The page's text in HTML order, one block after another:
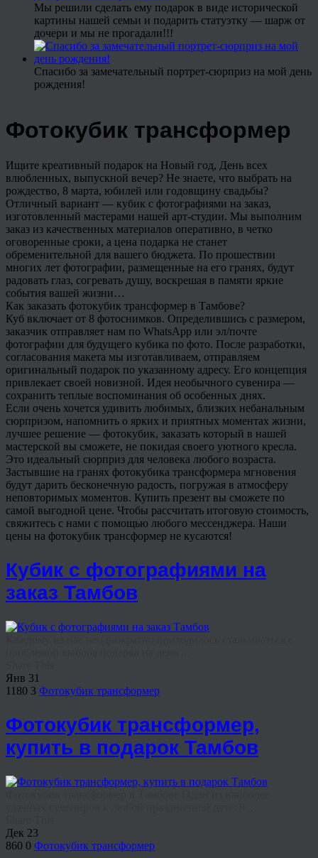
Мы решили сделать ему подарок в виде исторической
картины нашей семьи и подарить статуэтку — шарж от
дочери и мы не прогадали!!!
Спасибо за замечательный портрет-сюрприз на мой день
рождения!
Фотокубик трансформер
Ищите креативный подарок на Новый год, День всех
влюбленных, выпускной вечер? Не знаете, что выбрать на
рождество, 8 марта, юбилей или годовщину свадьбы?
Отличный вариант — кубик с фотографиями на заказ,
изготовленный мастерами нашей арт-студии. Мы выполним
заказ из качественных материалов оперативно, в четко
оговоренные сроки, а цена подарка не станет
обременительной для вашего бюджета. По прошествии
многих лет фотографии, размещенные на его гранях, будут
радовать глаз, согревать душу, воскрешая в памяти яркие
события вашей жизни…
Как заказать фотокубик трансформер в Тамбове?
Куб включает от 8 фотоснимков. Определившись с размером,
заказчик отправляет нам по WhatsApp или эл/почте
фотографии для будущего кубика по фото. После разработки,
согласования макета мы изготавливаем, отправляем
оригинальный подарок по указанному адресу. Его концепция
привлекает своей новизной. Идея необычного сувенира —
сохранить теплые воспоминания об особенных днях.
Если очень хочется удивить любимых, близких небанальным
сюрпризом, напомнить о ярких и приятных моментах жизни,
лучшее решение — фотокубик, заказать который в нашей
мастерской вы сможете, не покидая своего уютного кресла.
Это идеальный сюрприз для человека любого возраста.
Застывшие на гранях фотокубика трансформера мгновения
будут дарить бесконечную радость, погружая в атмосферу
неповторимых моментов. Купить презент вы сможете по
самой выгодной цене. Чтобы рассчитать итоговую стоимость,
свяжитесь с нами с помощью любого мессенджера. Наши
цены на фотокубик трансформер не кусаются!
Кубик с фотографиями на
заказ Тамбов
Янв 31
1180 3 Фотокубик трансформер
Фотокубик трансформер,
купить в подарок Тамбов
Дек 23
860 0 Фотокубик трансформер